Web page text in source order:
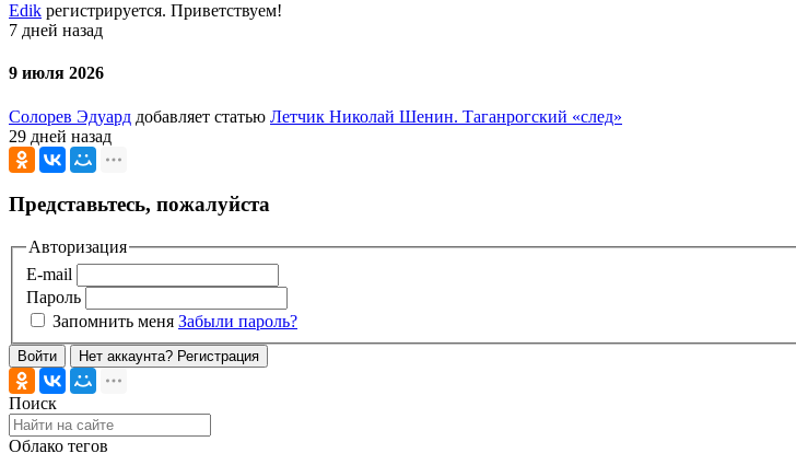
Edik регистрируется. Приветствуем!
7 дней назад
9 июля 2026
Солорев Эдуард добавляет статью Летчик Николай Шенин. Таганрогский «след»
29 дней назад
Представьтесь, пожалуйста
Авторизация
E-mail
Пароль
Запомнить меня Забыли пароль?
Войти Нет аккаунта? Регистрация
Поиск
Облако тегов